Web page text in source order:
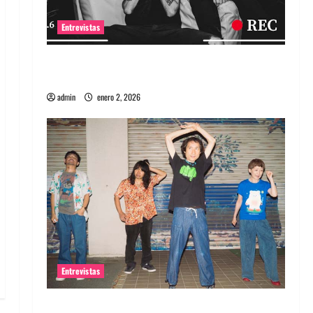
Entrevistas
admin enero 2, 2026
Entrevistas